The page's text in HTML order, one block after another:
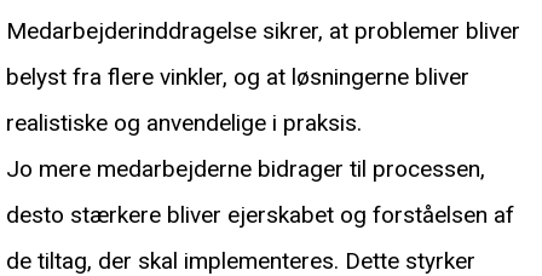
Medarbejderinddragelse sikrer, at problemer bliver
belyst fra flere vinkler, og at løsningerne bliver
realistiske og anvendelige i praksis.
Jo mere medarbejderne bidrager til processen,
desto stærkere bliver ejerskabet og forståelsen af
de tiltag, der skal implementeres. Dette styrker